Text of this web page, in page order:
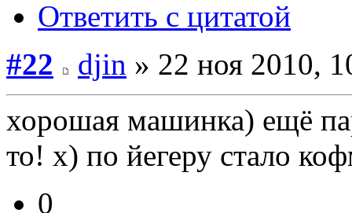
Ответить с цитатой
#22
djin » 22 ноя 2010,
хорошая машинка) ещё
то! х) по йегеру стало
0